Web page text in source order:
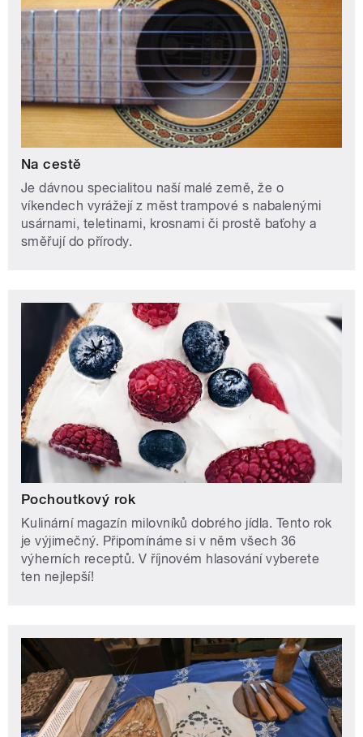
Na cestě
Je dávnou specialitou naší malé země, že o
víkendech vyrážejí z měst trampové s nabalenými
usárnami, teletinami, krosnami či prostě baťohy a
směřují do přírody.
Pochoutkový rok
Kulinární magazín milovníků dobrého jídla. Tento rok
je výjimečný. Připomínáme si v něm všech 36
výherních receptů. V říjnovém hlasování vyberete
ten nejlepší!